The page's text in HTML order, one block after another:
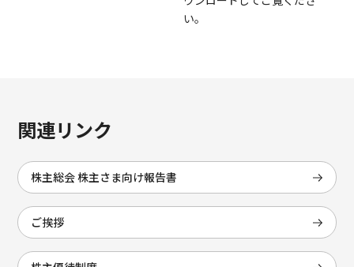
い。
関連リンク
株主総会 株主さま向け報告書
ご挨拶